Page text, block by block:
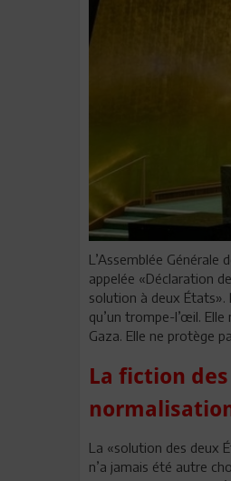
L’Assemblée
appelée «Déclaration
solution à deux États».
qu’un trompe-l’œil.
Gaza. Elle ne protège
La fiction
La «solution des deux
n’a jamais été autre